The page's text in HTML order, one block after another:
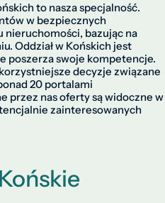
to nasza specjalność.
w bezpiecznych
nieruchomości, bazując na
Oddział w Końskich jest
poszerza swoje kompetencje.
decyzje związane
20 portalami
przez nas oferty są widoczne w
zainteresowanych